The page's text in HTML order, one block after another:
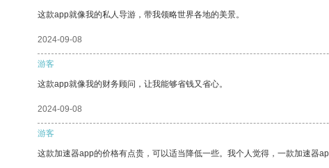
这款app就像我的私人导游，带我领略世界各地的美景。
2024-09-08
游客
这款app就像我的财务顾问，让我能够省钱又省心。
2024-09-08
游客
这款加速器app的价格有点贵，可以适当降低一些。我个人觉得，一款加速器